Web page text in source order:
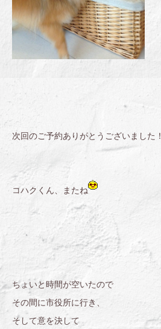
次回のご予約ありがとうございました！
コハクくん、またね
ちょいと時間が空いたので
その間に市役所に行き、
そして意を決して